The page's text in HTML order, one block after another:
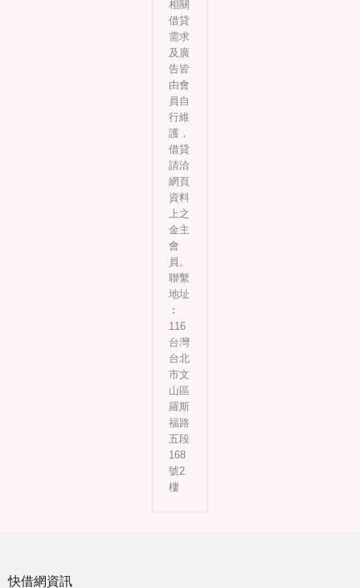
相關
借貸
需求
及廣
告皆
由會
員自
行維
護，
借貸
請洽
網頁
資料
上之
金主
會
員。
聯繫
地址
︰
116
台灣
台北
市文
山區
羅斯
福路
五段
168
號2
樓
快借網資訊